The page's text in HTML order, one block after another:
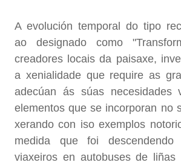
A evolución temporal do tipo
ao designado como
creadores locais da paisaxe,
a xenialidade que require as
adecúan ás súas necesidades
elementos que se incorporan no
xerando con iso exemplos
medida que foi
viaxeiros en autobuses de liñas